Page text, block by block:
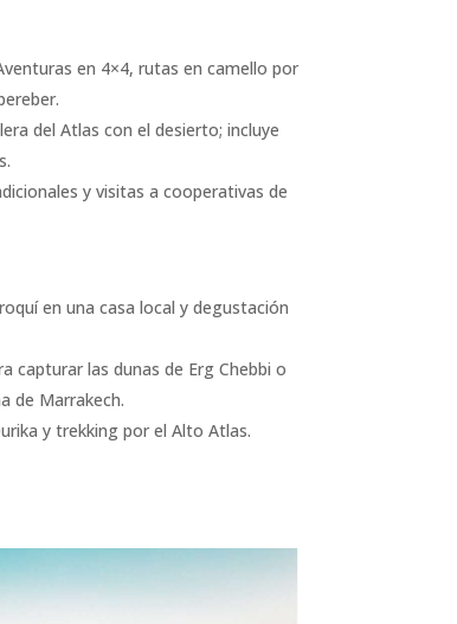
en 4×4, rutas en camello por
del Atlas con el desierto; incluye
y visitas a cooperativas de
en una casa local y degustación
capturar las dunas de Erg Chebbi o
de Marrakech.
y trekking por el Alto Atlas.